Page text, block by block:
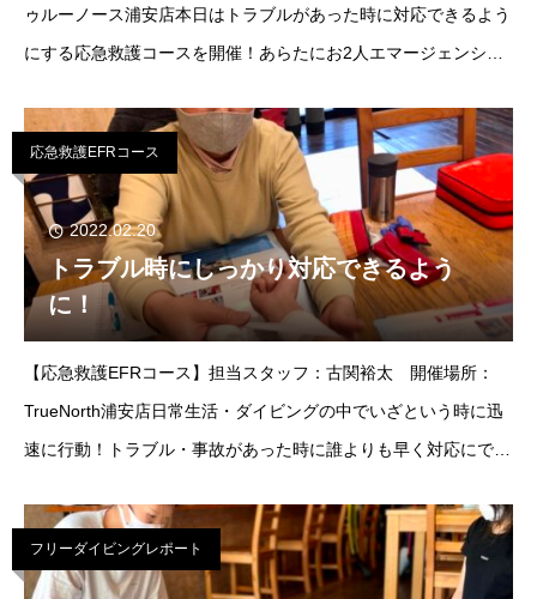
ゥルーノース浦安店本日はトラブルがあった時に対応できるよう
にする応急救護コースを開催！あらたにお2人エマージェンシ
日常生活の中で事
応急救護EFRコース
2022.02.20
トラブル時にしっかり対応できるよう
に！
【応急救護EFRコース】担当スタッフ：古関裕太 開催場所：
TrueNorth浦安店日常生活・ダイビングの中でいざという時に迅
速に行動！トラブル・事故があった時に誰よりも早く対応にでき
も。
フリーダイビングレポート